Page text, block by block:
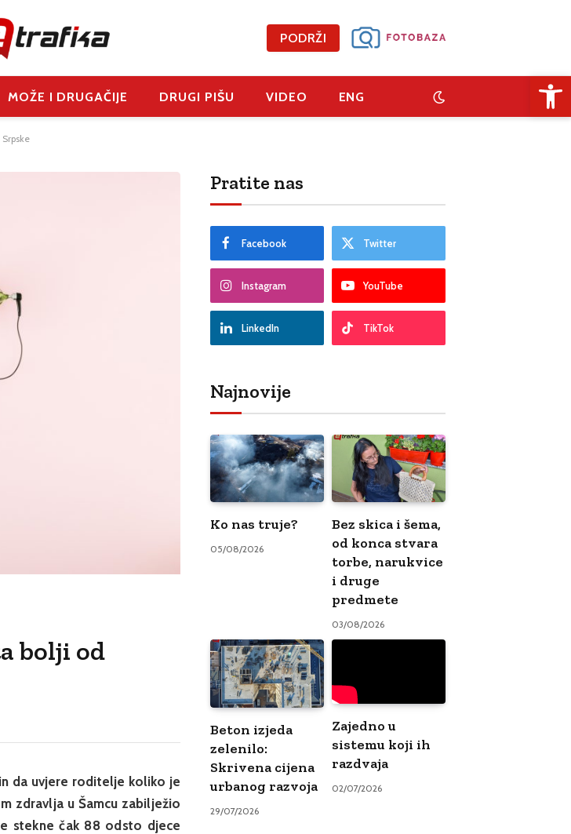
PODRŽI
MOŽE I DRUGAČIJE DRUGI PIŠU VIDEO ENG
bolji od
da uvjere roditelje koliko je
zdravlja u Šamcu zabilježio
stekne čak 88 odsto djece
Pratite nas
Facebook Twitter
Instagram YouTube
LinkedIn TikTok
Najnovije
Ko nas truje?
05/08/2026
Bez skica i šema,
od konca stvara
torbe, narukvice
i druge
predmete
03/08/2026
Beton izjeda
zelenilo:
Skrivena cijena
urbanog razvoja
29/07/2026
Zajedno u
sistemu koji ih
razdvaja
02/07/2026